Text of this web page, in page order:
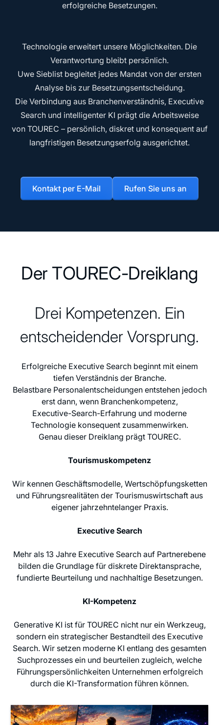
erfolgreiche Besetzungen.
Technologie erweitert unsere Möglichkeiten. Die
Verantwortung bleibt persönlich.
Uwe Sieblist begleitet jedes Mandat von der ersten
Analyse bis zur Besetzungsentscheidung.
Die Verbindung aus Branchenverständnis, Executive
Search und intelligenter KI prägt die Arbeitsweise
von TOUREC – persönlich, diskret und konsequent auf
langfristigen Besetzungserfolg ausgerichtet.
Kontakt per E-Mail Rufen Sie uns an
Der TOUREC-Dreiklang
Drei Kompetenzen. Ein
entscheidender Vorsprung.
Erfolgreiche Executive Search beginnt mit einem
tiefen Verständnis der Branche.
Belastbare Personalentscheidungen entstehen jedoch
erst dann, wenn Branchenkompetenz,
Executive-Search-Erfahrung und moderne
Technologie konsequent zusammenwirken.
Genau dieser Dreiklang prägt TOUREC.
Tourismuskompetenz
Wir kennen Geschäftsmodelle, Wertschöpfungsketten
und Führungsrealitäten der Tourismuswirtschaft aus
eigener jahrzehntelanger Praxis.
Executive Search
Mehr als 13 Jahre Executive Search auf Partnerebene
bilden die Grundlage für diskrete Direktansprache,
fundierte Beurteilung und nachhaltige Besetzungen.
KI-Kompetenz
Generative KI ist für TOUREC nicht nur ein Werkzeug,
sondern ein strategischer Bestandteil des Executive
Search. Wir setzen moderne KI entlang des gesamten
Suchprozesses ein und beurteilen zugleich, welche
Führungspersönlichkeiten Unternehmen erfolgreich
durch die KI-Transformation führen können.